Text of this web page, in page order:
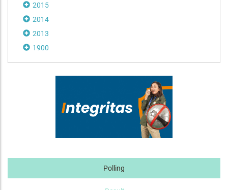
2015
2014
2013
1900
Polling